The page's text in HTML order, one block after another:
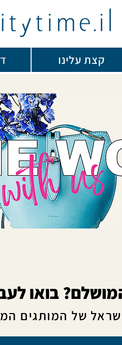
קצת עלינו
בואו
של המותגים